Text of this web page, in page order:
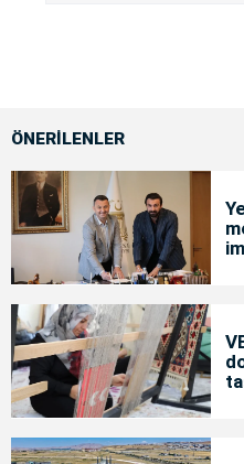
ÖNERİLENLER